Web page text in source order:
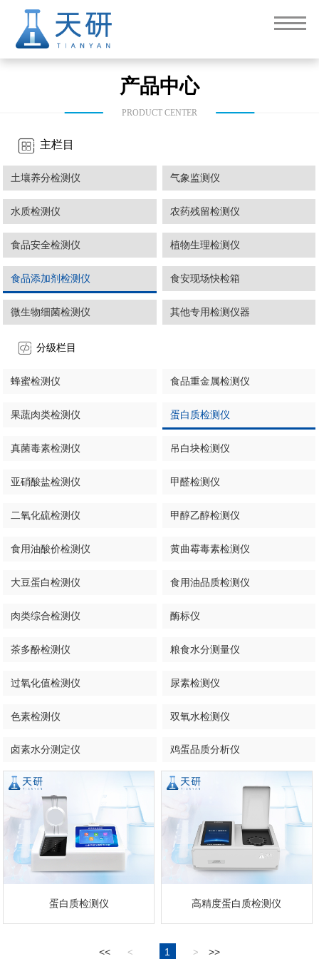
产品中心
PRODUCT CENTER
主栏目
土壤养分检测仪 气象监测仪
水质检测仪 农药残留检测仪
食品安全检测仪 植物生理检测仪
食品添加剂检测仪 食安现场快检箱
微生物细菌检测仪 其他专用检测仪器
分级栏目
蜂蜜检测仪 食品重金属检测仪
果蔬肉类检测仪 蛋白质检测仪
真菌毒素检测仪 吊白块检测仪
亚硝酸盐检测仪 甲醛检测仪
二氧化硫检测仪 甲醇乙醇检测仪
食用油酸价检测仪 黄曲霉毒素检测仪
大豆蛋白检测仪 食用油品质检测仪
肉类综合检测仪 酶标仪
茶多酚检测仪 粮食水分测量仪
过氧化值检测仪 尿素检测仪
色素检测仪 双氧水检测仪
卤素水分测定仪 鸡蛋品质分析仪
蛋白质检测仪 高精度蛋白质检测仪
<< < 1 > >>